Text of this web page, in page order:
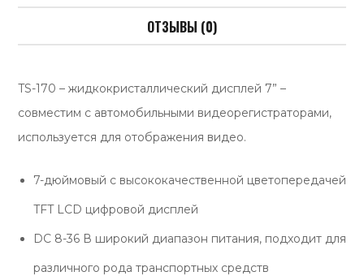
ОТЗЫВЫ (0)
TS-170 – жидкокристаллический дисплей 7” –
совместим с автомобильными видеорегистраторами,
используется для отображения видео.
7-дюймовый с высококачественной цветопередачей
TFT LCD цифровой дисплей
DC 8-36 В широкий диапазон питания, подходит для
различного рода транспортных средств